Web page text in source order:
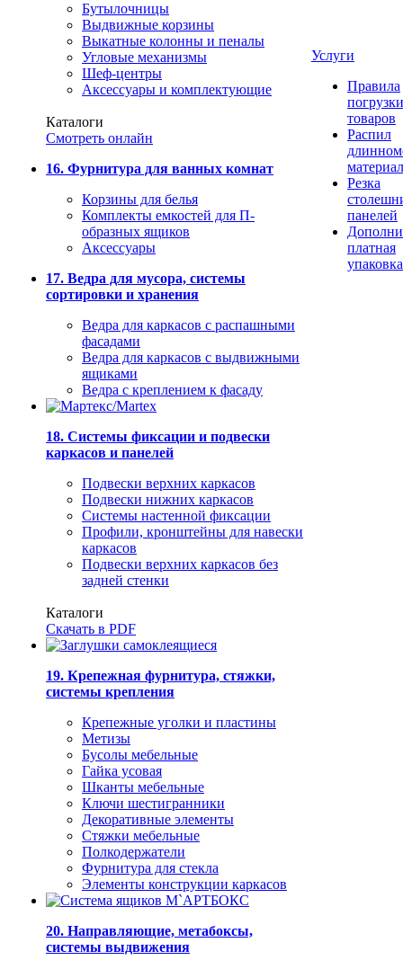
Бутылочницы
Выдвижные корзины
Выкатные колонны и пеналы
Угловые механизмы
Шеф-центры
Аксессуары и комплектующие
Каталоги
Смотреть онлайн
16. Фурнитура для ванных комнат
Корзины для белья
Комплекты емкостей для П-
образных ящиков
Аксессуары
17. Ведра для мусора, системы
сортировки и хранения
Ведра для каркасов с распашными
фасадами
Ведра для каркасов с выдвижными
ящиками
Ведра с креплением к фасаду
18. Системы фиксации и подвески
каркасов и панелей
Подвески верхних каркасов
Подвески нижних каркасов
Системы настенной фиксации
Профили, кронштейны для навески
каркасов
Подвески верхних каркасов без
задней стенки
Каталоги
Скачать в PDF
19. Крепежная фурнитура, стяжки,
системы крепления
Крепежные уголки и пластины
Метизы
Бусолы мебельные
Гайка усовая
Шканты мебельные
Ключи шестигранники
Декоративные элементы
Стяжки мебельные
Полкодержатели
Фурнитура для стекла
Элементы конструкции каркасов
20. Направляющие, метабоксы,
системы выдвижения
Услуги
Правила
погрузки
товаров
Распил
Резка
панелей
платная
упаковка